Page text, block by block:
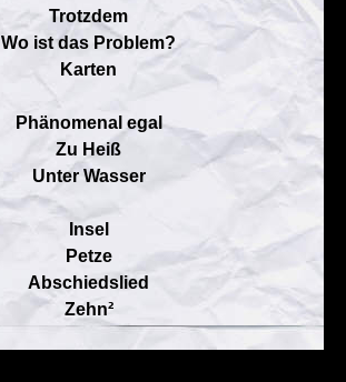
Trotzdem
Wo ist das Problem?
Karten
Phänomenal egal
Zu Heiß
Unter Wasser
Insel
Petze
Abschiedslied
Zehn²